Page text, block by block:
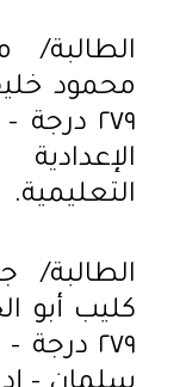
محمود
٢٧٩
التعليمية.
كليب أبو
٢٧٩